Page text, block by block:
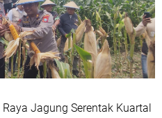
Jagung Serentak Kuartal